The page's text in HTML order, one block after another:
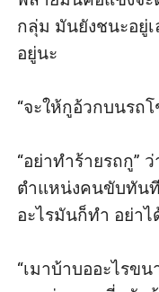
กลุ่ม มันยังชนะอยู่
อยู่นะ
“จะให้กูอ้วกบนรถโ
“อย่าทำร้ายรถกู”
ตำแหน่งคนขับทัน
อะไรมันก็ทำ อย่า
“เมาบ้าบออะไรข